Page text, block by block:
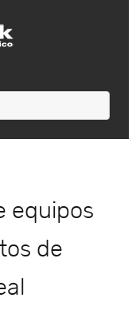
equipos
de